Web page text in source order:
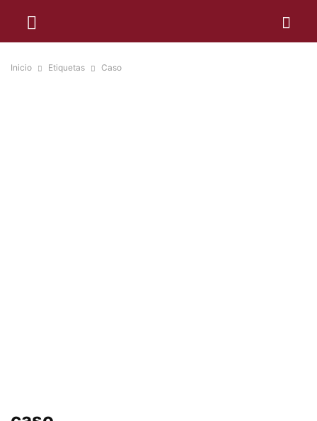
Inicio Etiquetas Caso